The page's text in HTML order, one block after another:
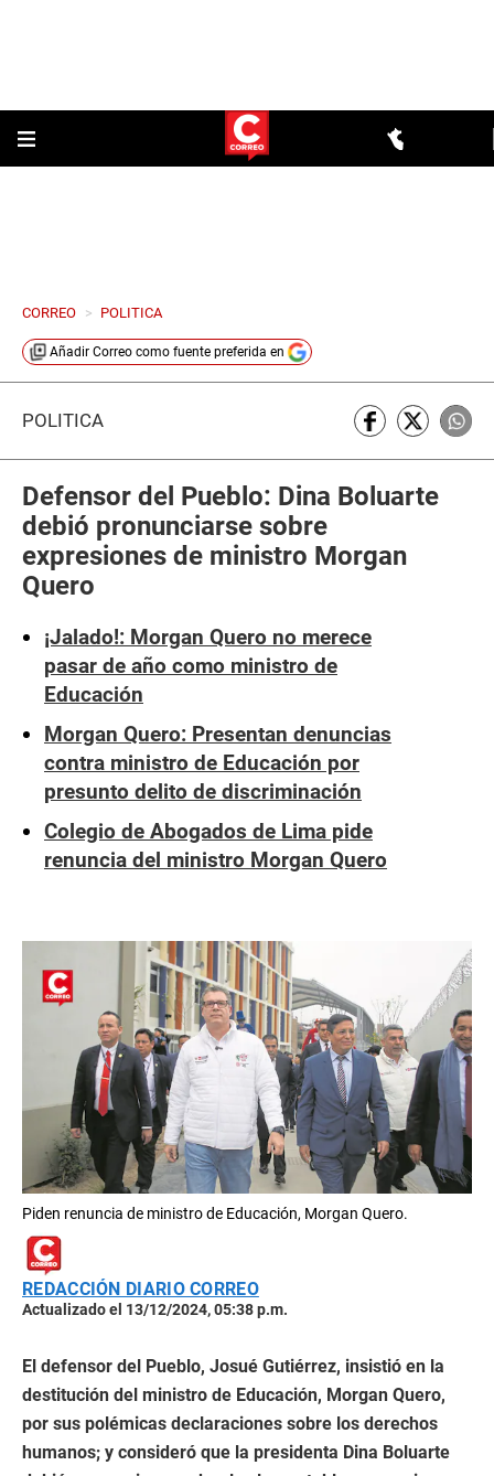
CORREO > POLITICA
Añadir Correo como fuente preferida en
POLÍTICA
Defensor del Pueblo: Dina Boluarte
debió pronunciarse sobre
expresiones de ministro Morgan
Quero
¡Jalado!: Morgan Quero no merece
pasar de año como ministro de
Educación
Morgan Quero: Presentan denuncias
contra ministro de Educación por
presunto delito de discriminación
Colegio de Abogados de Lima pide
renuncia del ministro Morgan Quero
Piden renuncia de ministro de Educación, Morgan Quero.
REDACCIÓN DIARIO CORREO
Actualizado el 13/12/2024, 05:38 p.m.
El defensor del Pueblo, Josué Gutiérrez, insistió en la
destitución del ministro de Educación, Morgan Quero,
por sus polémicas declaraciones sobre los derechos
humanos; y consideró que la presidenta Dina Boluarte